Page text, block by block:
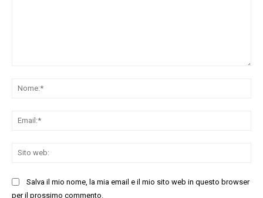
Salva il mio nome, la mia email e il mio sito web in questo browser
per il prossimo commento.